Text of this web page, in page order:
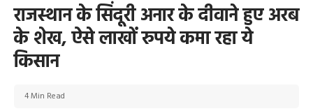
राजस्थान के सिंदूरी अनार के दीवाने हुए अरब
के शेख, ऐसे लाखों रुपये कमा रहा ये
किसान
4 Min Read